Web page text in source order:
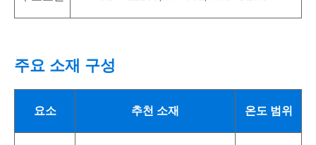
주요 소재 구성
요소 추천 소재 온도 범위